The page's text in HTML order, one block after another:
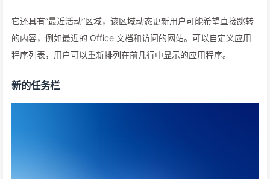
它还具有“最近活动”区域，该区域动态更新用户可能希望直接跳转
的内容，例如最近的 Office 文档和访问的网站。可以自定义应用
程序列表，用户可以重新排列在前几行中显示的应用程序。
新的任务栏